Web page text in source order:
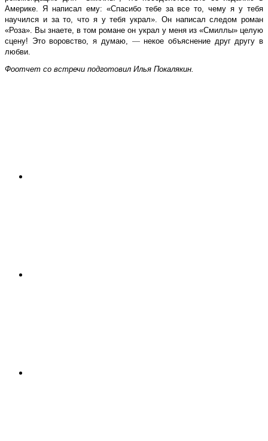
Америке. Я написал ему: «Спасибо тебе за все то, чему я у тебя
научился и за то, что я у тебя украл». Он написал следом роман
«Роза». Вы знаете, в том романе он украл у меня из «Смиллы» целую
сцену! Это воровство, я думаю, —некое объяснение друг другу в
любви.
Фоотчет со встречи подготовил Илья Покалякин.